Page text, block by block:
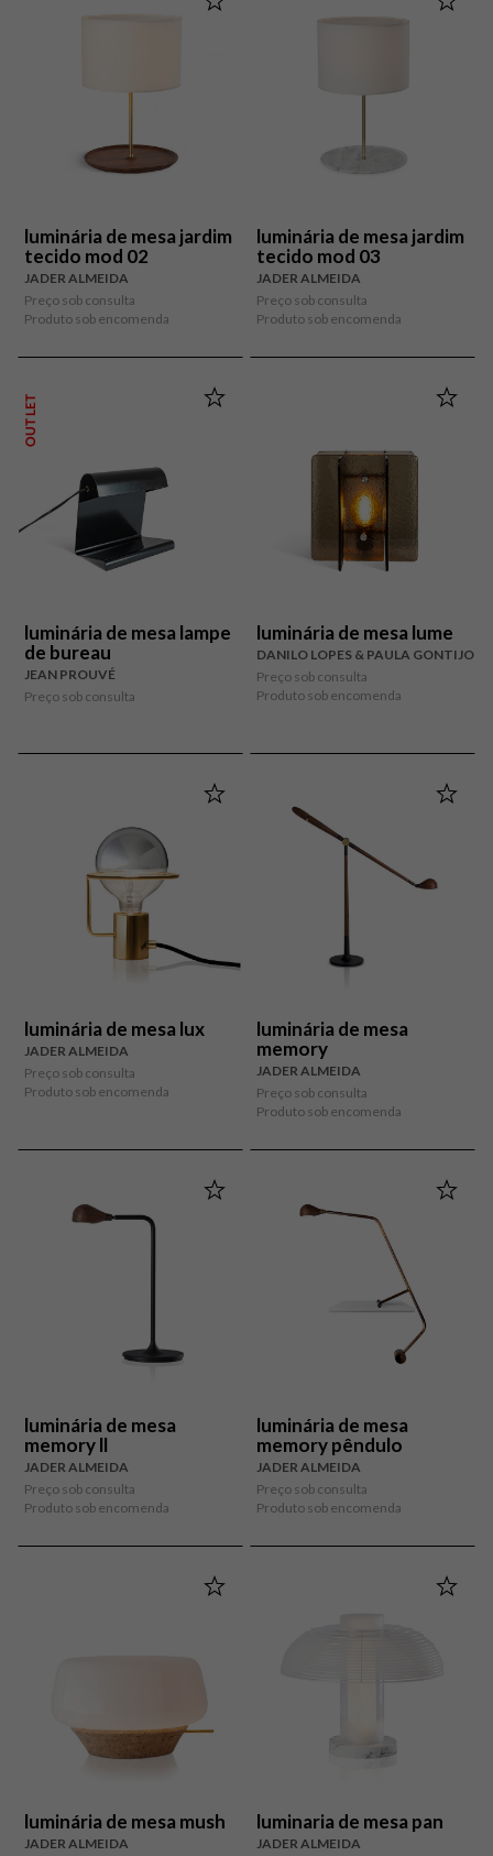
luminária de mesa jardim
tecido mod 02
JADER ALMEIDA
Preço sob consulta
Produto sob encomenda
luminária de mesa jardim
tecido mod 03
JADER ALMEIDA
Preço sob consulta
Produto sob encomenda
OUTLET
luminária de mesa lampe
de bureau
JEAN PROUVÉ
Preço sob consulta
luminária de mesa lume
DANILO LOPES & PAULA GONTIJO
Preço sob consulta
Produto sob encomenda
luminária de mesa lux
JADER ALMEIDA
Preço sob consulta
Produto sob encomenda
luminária de mesa
memory
JADER ALMEIDA
Preço sob consulta
Produto sob encomenda
luminária de mesa
memory ll
JADER ALMEIDA
Preço sob consulta
Produto sob encomenda
luminária de mesa
memory pêndulo
JADER ALMEIDA
Preço sob consulta
Produto sob encomenda
luminária de mesa mush
JADER ALMEIDA
luminaria de mesa pan
JADER ALMEIDA